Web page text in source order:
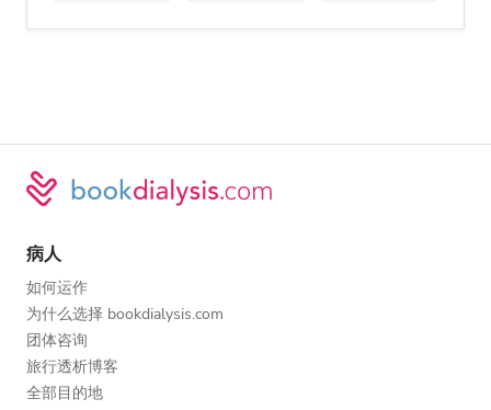
病人
如何运作
为什么选择 bookdialysis.com
团体咨询
旅行透析博客
全部目的地